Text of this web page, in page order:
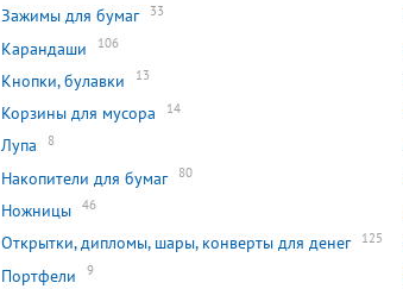
Зажимы для бумаг 33
Карандаши 106
Кнопки, булавки 13
Корзины для мусора 14
Лупа 8
Накопители для бумаг 80
Ножницы 46
Открытки, дипломы, шары, конверты для денег 125
Портфели 9